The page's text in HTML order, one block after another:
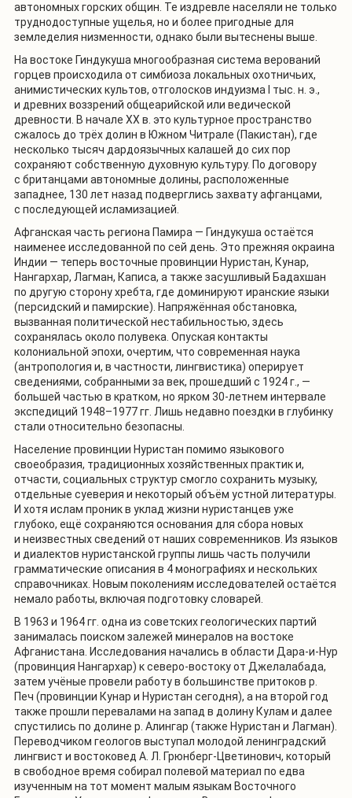
автономных горских общин. Те издревле населяли не только
труднодоступные ущелья, но и более пригодные для
земледелия низменности, однако были вытеснены выше.
На востоке Гиндукуша многообразная система верований
горцев происходила от симбиоза локальных охотничьих,
анимистических культов, отголосков индуизма I тыс. н. э.,
и древних воззрений общеарийской или ведической
древности. В начале XX в. это культурное пространство
сжалось до трёх долин в Южном Читрале (Пакистан), где
несколько тысяч дардоязычных калашей до сих пор
сохраняют собственную духовную культуру. По договору
с британцами автономные долины, расположенные
западнее, 130 лет назад подверглись захвату афганцами,
с последующей исламизацией.
Афганская часть региона Памира — Гиндукуша остаётся
наименее исследованной по сей день. Это прежняя окраина
Индии — теперь восточные провинции Нуристан, Кунар,
Нангархар, Лагман, Каписа, а также засушливый Бадахшан
по другую сторону хребта, где доминируют иранские языки
(персидский и памирские). Напряжённая обстановка,
вызванная политической нестабильностью, здесь
сохранялась около полувека. Опуская контакты
колониальной эпохи, очертим, что современная наука
(антропология и, в частности, лингвистика) оперирует
сведениями, собранными за век, прошедший с 1924 г., —
большей частью в кратком, но ярком 30-летнем интервале
экспедиций 1948–1977 гг. Лишь недавно поездки в глубинку
стали относительно безопасны.
Население провинции Нуристан помимо языкового
своеобразия, традиционных хозяйственных практик и,
отчасти, социальных структур смогло сохранить музыку,
отдельные суеверия и некоторый объём устной литературы.
И хотя ислам проник в уклад жизни нуристанцев уже
глубоко, ещё сохраняются основания для сбора новых
и неизвестных сведений от наших современников. Из языков
и диалектов нуристанской группы лишь часть получили
грамматические описания в 4 монографиях и нескольких
справочниках. Новым поколениям исследователей остаётся
немало работы, включая подготовку словарей.
В 1963 и 1964 гг. одна из советских геологических партий
занималась поиском залежей минералов на востоке
Афганистана. Исследования начались в области Дара-и-Нур
(провинция Нангархар) к северо-востоку от Джелалабада,
затем учёные провели работу в большинстве притоков р.
Печ (провинции Кунар и Нуристан сегодня), а на второй год
также прошли перевалами на запад в долину Кулам и далее
спустились по долине р. Алингар (также Нуристан и Лагман).
Переводчиком геологов выступал молодой ленинградский
лингвист и востоковед А. Л. Грюнберг-Цветинович, который
в свободное время собирал полевой материал по едва
изученным на тот момент малым языкам Восточного